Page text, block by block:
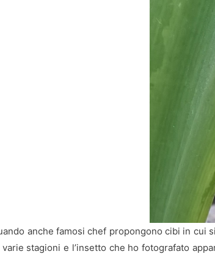
anche famosi chef propongono cibi in cui
stagioni e l’insetto che ho fotografato